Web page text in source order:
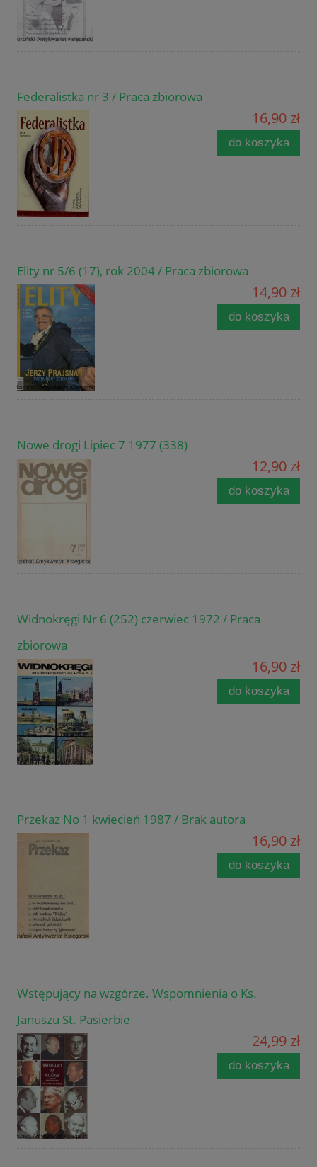
Federalistka nr 3 / Praca zbiorowa
16,90 zł
do koszyka
Elity nr 5/6 (17), rok 2004 / Praca zbiorowa
14,90 zł
do koszyka
Nowe drogi Lipiec 7 1977 (338)
12,90 zł
do koszyka
Widnokręgi Nr 6 (252) czerwiec 1972 / Praca
zbiorowa
16,90 zł
do koszyka
Przekaz No 1 kwiecień 1987 / Brak autora
16,90 zł
do koszyka
Wstępujący na wzgórze. Wspomnienia o Ks.
Januszu St. Pasierbie
24,99 zł
do koszyka